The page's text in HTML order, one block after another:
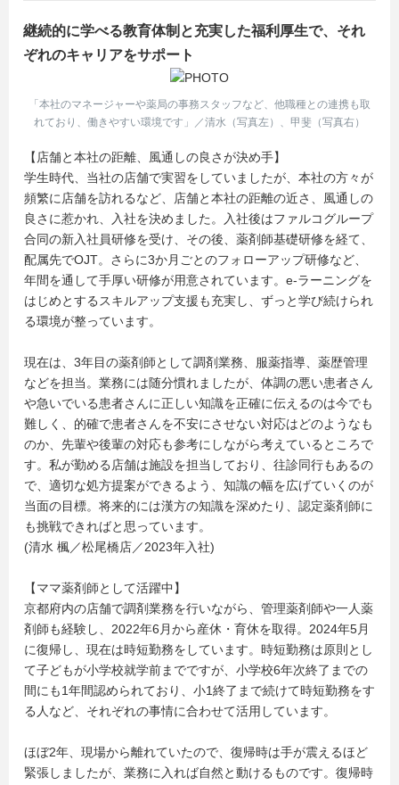
継続的に学べる教育体制と充実した福利厚生で、それ
ぞれのキャリアをサポート
「本社のマネージャーや薬局の事務スタッフなど、他職種との連携も取
れており、働きやすい環境です」／清水（写真左）、甲斐（写真右）
【店舗と本社の距離、風通しの良さが決め手】
学生時代、当社の店舗で実習をしていましたが、本社の方々が
頻繁に店舗を訪れるなど、店舗と本社の距離の近さ、風通しの
良さに惹かれ、入社を決めました。入社後はファルコグループ
合同の新入社員研修を受け、その後、薬剤師基礎研修を経て、
配属先でOJT。さらに3か月ごとのフォローアップ研修など、
年間を通して手厚い研修が用意されています。e-ラーニングを
はじめとするスキルアップ支援も充実し、ずっと学び続けられ
る環境が整っています。
現在は、3年目の薬剤師として調剤業務、服薬指導、薬歴管理
などを担当。業務には随分慣れましたが、体調の悪い患者さん
や急いでいる患者さんに正しい知識を正確に伝えるのは今でも
難しく、的確で患者さんを不安にさせない対応はどのようなも
のか、先輩や後輩の対応も参考にしながら考えているところで
す。私が勤める店舗は施設を担当しており、往診同行もあるの
で、適切な処方提案ができるよう、知識の幅を広げていくのが
当面の目標。将来的には漢方の知識を深めたり、認定薬剤師に
も挑戦できればと思っています。
(清水 楓／松尾橋店／2023年入社)
【ママ薬剤師として活躍中】
京都府内の店舗で調剤業務を行いながら、管理薬剤師や一人薬
剤師も経験し、2022年6月から産休・育休を取得。2024年5月
に復帰し、現在は時短勤務をしています。時短勤務は原則とし
て子どもが小学校就学前までですが、小学校6年次終了までの
間にも1年間認められており、小1終了まで続けて時短勤務をす
る人など、それぞれの事情に合わせて活用しています。
ほぼ2年、現場から離れていたので、復帰時は手が震えるほど
緊張しましたが、業務に入れば自然と動けるものです。復帰時